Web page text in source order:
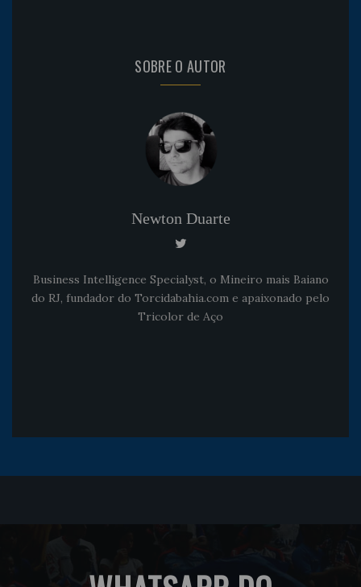
SOBRE O AUTOR
Newton Duarte
Business Intelligence Specialyst, o Mineiro mais Baiano
do RJ, fundador do Torcidabahia.com e apaixonado pelo
Tricolor de Aço